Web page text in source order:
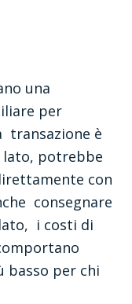
una
per
transazione è
lato, potrebbe
con
consegnare
i costi di
basso per chi